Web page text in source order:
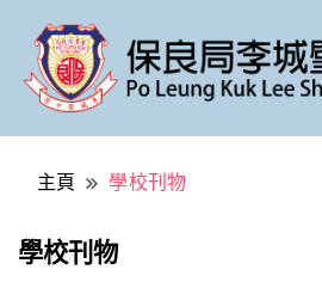
Po Leung Kuk Lee Shing
主頁 學校刊物
學校刊物